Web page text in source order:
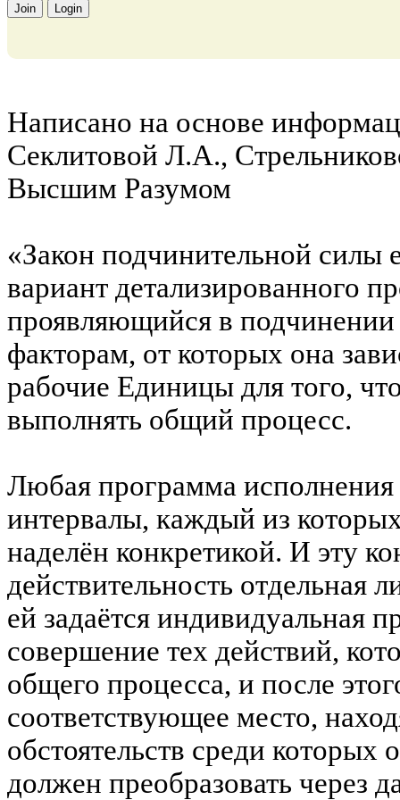
Join Login
Написано на основе
Секлитовой Л.А.,
Высшим Разумом
«Закон подчинительной силы
вариант детализированного
проявляющийся в
факторам, от которых она
рабочие Единицы для того,
выполнять общий процесс.
Любая программа исполнения
интервалы, каждый из
наделён конкретикой. И эту
действительность отдельная
ей задаётся индивидуальная
совершение тех действий,
общего процесса, и после
соответствующее место,
обстоятельств среди
должен преобразовать через